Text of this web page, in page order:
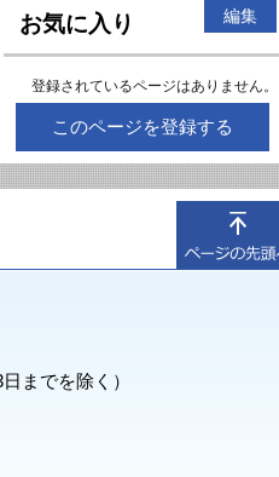
お気に入り 編集
登録されているページはありません。
このページを登録する
までを除く）